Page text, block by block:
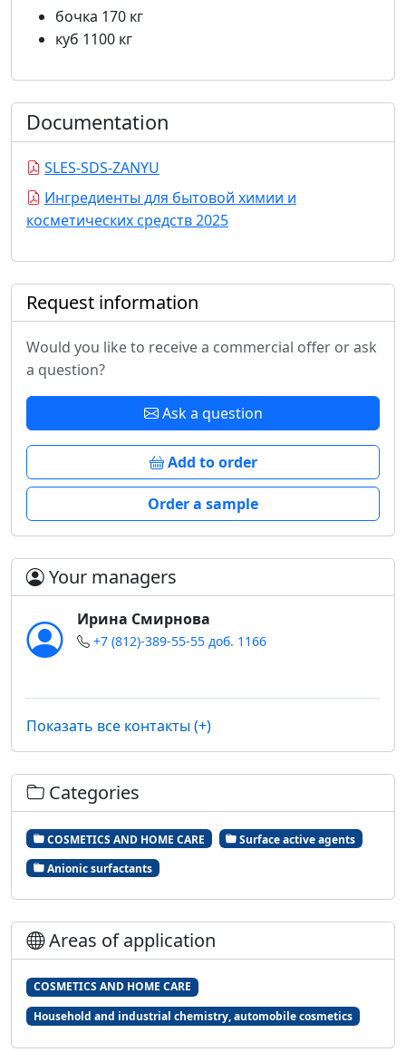
бочка 170 кг
куб 1100 кг
Documentation
SLES-SDS-ZANYU
Ингредиенты для бытовой химии и
косметических средств 2025
Request information
Would you like to receive a commercial offer or ask
a question?
Ask a question
Add to order
Order a sample
Your managers
Ирина Смирнова
+7 (812)-389-55-55 доб. 1166
Показать все контакты (+)
Categories
COSMETICS AND HOME CARE
Surface active agents
Anionic surfactants
Areas of application
COSMETICS AND HOME CARE
Household and industrial chemistry, automobile cosmetics